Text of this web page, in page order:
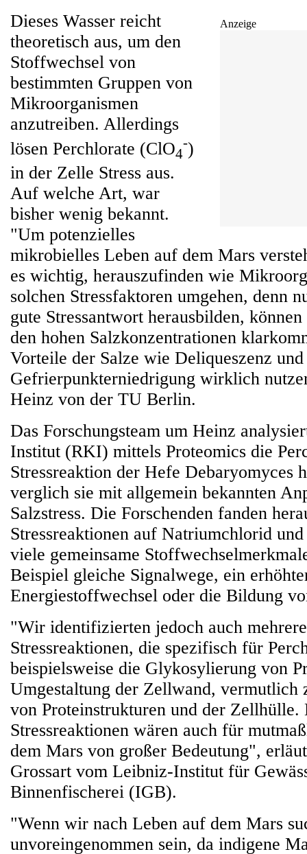
Anzeige
Dieses Wasser reicht
theoretisch aus, um den
Stoffwechsel von
bestimmten Gruppen von
Mikroorganismen
anzutreiben. Allerdings
lösen Perchlorate (ClO4
-)
in der Zelle Stress aus.
Auf welche Art, war
bisher wenig bekannt.
"Um potenzielles
mikrobielles Leben auf dem Mars
es wichtig, herauszufinden wie
solchen Stressfaktoren umgehen, denn
gute Stressantwort herausbilden,
den hohen Salzkonzentrationen
Vorteile der Salze wie Deliqueszenz und
Gefrierpunkterniedrigung wirklich
Heinz von der TU Berlin.
Das Forschungsteam um Heinz
Institut (RKI) mittels Proteomics die
Stressreaktion der Hefe Debaryomyces
verglich sie mit allgemein bekannten
Salzstress. Die Forschenden fanden
Stressreaktionen auf Natriumchlorid
viele gemeinsame
Beispiel gleiche Signalwege, ein
Energiestoffwechsel oder die Bildung
"Wir identifizierten jedoch auch
Stressreaktionen, die spezifisch für
beispielsweise die Glykosylierung von
Umgestaltung der Zellwand, vermutlich
von Proteinstrukturen und der Zellhülle.
Stressreaktionen wären auch für
dem Mars von großer Bedeutung",
Grossart vom Leibniz-Institut für
Binnenfischerei (IGB).
"Wenn wir nach Leben auf dem Mars
unvoreingenommen sein, da indigene